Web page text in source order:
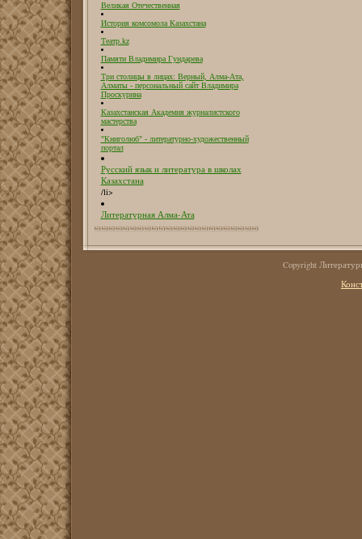
Великая Отечественная
История комсомола Казахстана
Театр.kz
Памяти Владимира Гундарева
Три столицы в лицах: Верный, Алма-Ата,
Алматы - персональный сайт Владимира
Проскурина
Казахстанская Академия журналистского
мастерства
"Книголюб" - литературно-художественный
портал
Русский язык и литература в школах
Казахстана
/li>
Литературная Алма-Ата
Copyright